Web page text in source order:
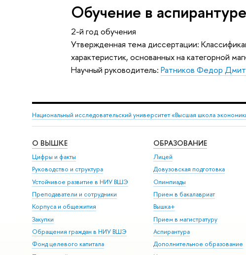
Обучение в аспирантуре
2-й год обучения
Утвержденная тема диссертации:
характеристик, основанных на категорной
Научный руководитель:Ратников Федор
Национальный исследовательский университет «Высшая школа
О ВЫШКЕ
Цифры и факты
Руководство и структура
Устойчивое развитие в НИУ ВШЭ
Преподаватели и сотрудники
Корпуса и общежития
Закупки
Обращения граждан в НИУ ВШЭ
Фонд целевого капитала
ОБРАЗОВАНИЕ
Лицей
Довузовская подготовка
Олимпиады
Прием в бакалавриат
Вышка+
Прием в магистратуру
Аспирантура
Дополнительное образование